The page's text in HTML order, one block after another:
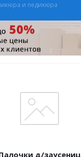
и педикюра
д/заусениц